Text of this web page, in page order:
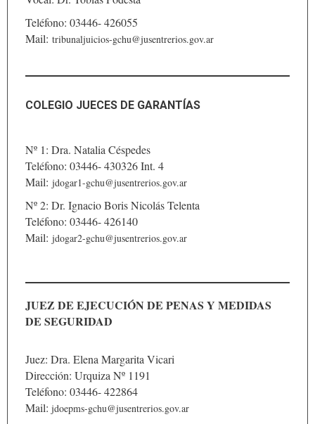
Teléfono: 03446- 426055
Mail: tribunaljuicios-gchu@jusentrerios.gov.ar
COLEGIO JUECES DE GARANTÍAS
Nº 1: Dra. Natalia Céspedes
Teléfono: 03446- 430326 Int. 4
Mail: jdogar1-gchu@jusentrerios.gov.ar
Nº 2: Dr. Ignacio Boris Nicolás Telenta
Teléfono: 03446- 426140
Mail: jdogar2-gchu@jusentrerios.gov.ar
JUEZ DE EJECUCIÓN DE PENAS Y MEDIDAS
DE SEGURIDAD
Juez: Dra. Elena Margarita Vicari
Dirección: Urquiza Nº 1191
Teléfono: 03446- 422864
Mail: jdoepms-gchu@jusentrerios.gov.ar